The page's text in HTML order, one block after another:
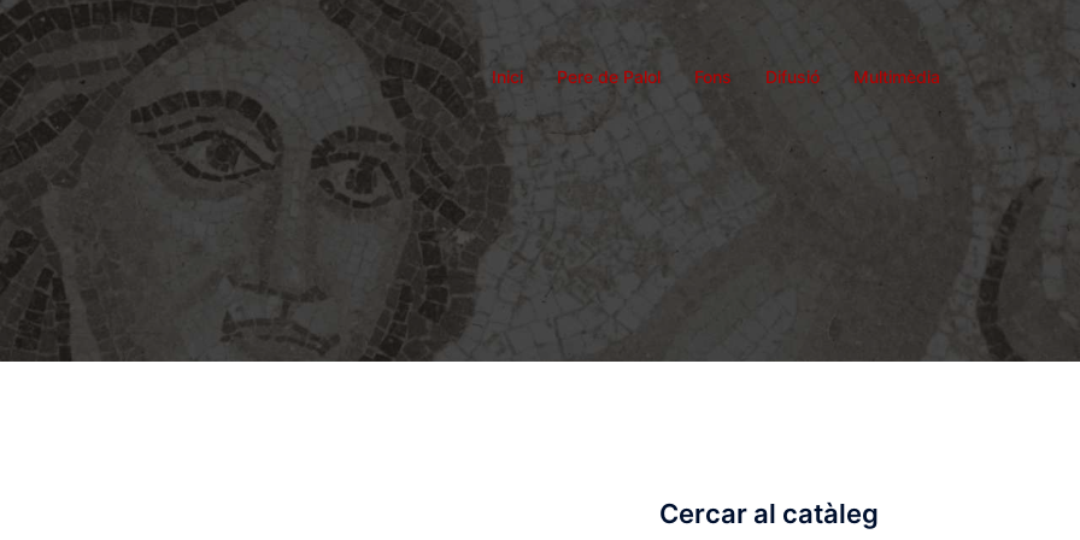
Inici Pere de Palol Fons Difusió Multimèdia
Cercar al catàleg